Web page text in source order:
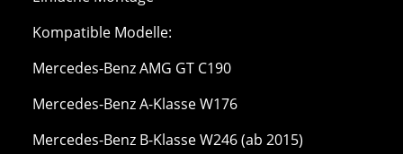
Kompatible Modelle:
Mercedes-Benz AMG GT C190
Mercedes-Benz A-Klasse W176
Mercedes-Benz B-Klasse W246 (ab 2015)